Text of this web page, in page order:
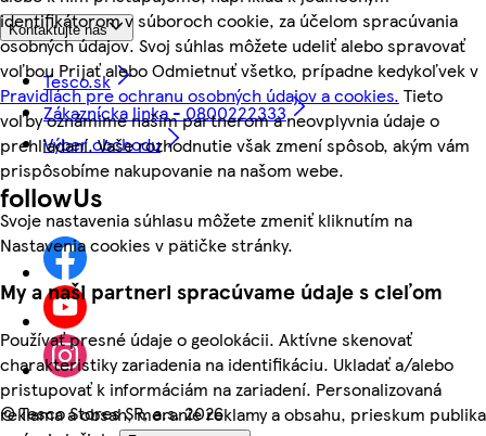
identifikátorom v súboroch cookie, za účelom spracúvania
osobných údajov. Svoj súhlas môžete udeliť alebo spravovať
voľbou Prijať alebo Odmietnuť všetko, prípadne kedykoľvek v
Pravidlách pre ochranu osobných údajov a cookies. Tieto
voľby oznámime našim partnerom a neovplyvnia údaje o
prehliadaní. Vaše rozhodnutie však zmení spôsob, akým vám
prispôsobíme nakupovanie na našom webe.
Svoje nastavenia súhlasu môžete zmeniť kliknutím na
Nastavenia cookies v pätičke stránky.
My a naši partneri spracúvame údaje s cieľom
Používať presné údaje o geolokácii. Aktívne skenovať
charakteristiky zariadenia na identifikáciu. Ukladať a/alebo
pristupovať k informáciám na zariadení. Personalizovaná
reklama a obsah, meranie reklamy a obsahu, prieskum publika
Kontaktujte nás
Tesco.sk
Zákaznícka linka - 0800222333
Výber obchodu
followUs
©Tesco Stores SR, a.s. 2026